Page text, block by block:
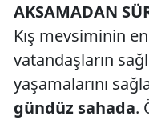
AKSAMADAN
Kış mevsiminin
vatandaşların
yaşamalarını
gündüz sahada.